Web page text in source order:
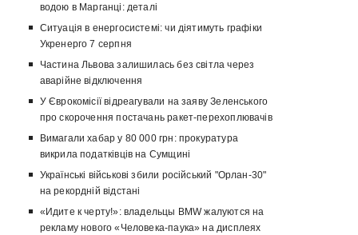
водою в Марганці: деталі
Ситуація в енергосистемі: чи діятимуть графіки
Укренерго 7 серпня
Частина Львова залишилась без світла через
аварійне відключення
У Єврокомісії відреагували на заяву Зеленського
про скорочення постачань ракет-перехоплювачів
Вимагали хабар у 80 000 грн: прокуратура
викрила податківців на Сумщині
Українські військові збили російський "Орлан-30"
на рекордній відстані
«Идите к черту!»: владельцы BMW жалуются на
рекламу нового «Человека-паука» на дисплеях